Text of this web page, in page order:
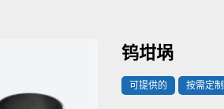
钨坩埚
可提供的 按需定制